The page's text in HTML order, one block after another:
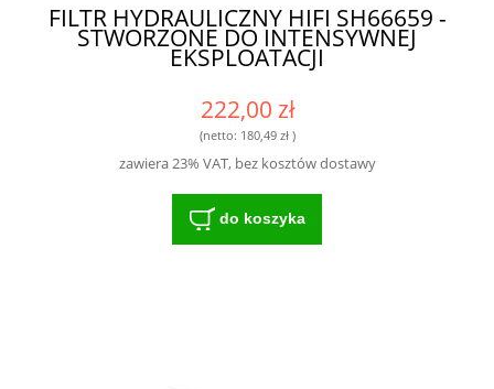
FILTR HYDRAULICZNY HIFI SH66659 -
STWORZONE DO INTENSYWNEJ
EKSPLOATACJI
222,00 zł
(netto: 180,49 zł)
zawiera 23% VAT, bez kosztów dostawy
do koszyka